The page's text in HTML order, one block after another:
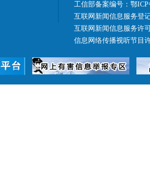
工信部备案编号： 鄂ICP
互联网新闻信息服务登
互联网新闻信息服务许
信息网络传播视听节目